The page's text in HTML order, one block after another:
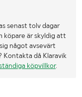
senast tolv dagar
köpare är skyldig att
något avsevärt
Kontakta då Klaravik
köpvillkor.